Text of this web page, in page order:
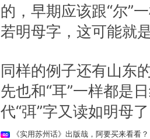
的，早期应该跟“尔”
若明母字，这可能就
同样的例子还有山东
先也和“耳”一样都是
代“弭”字又读如明母
《实用苏州话》出版哉，阿要买来看看？